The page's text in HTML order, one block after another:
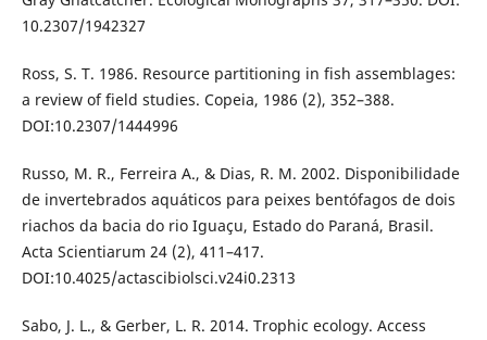
10.2307/1942327
Ross, S. T. 1986. Resource partitioning in fish assemblages:
a review of field studies. Copeia, 1986 (2), 352–388.
DOI:10.2307/1444996
Russo, M. R., Ferreira A., & Dias, R. M. 2002. Disponibilidade
de invertebrados aquáticos para peixes bentófagos de dois
riachos da bacia do rio Iguaçu, Estado do Paraná, Brasil.
Acta Scientiarum 24 (2), 411–417.
DOI:10.4025/actascibiolsci.v24i0.2313
Sabo, J. L., & Gerber, L. R. 2014. Trophic ecology. Access